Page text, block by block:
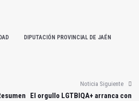
DIPUTACIÓN PROVINCIAL DE JAÉN
Noticia Siguiente
El orgullo LGTBIQA+ arranca con